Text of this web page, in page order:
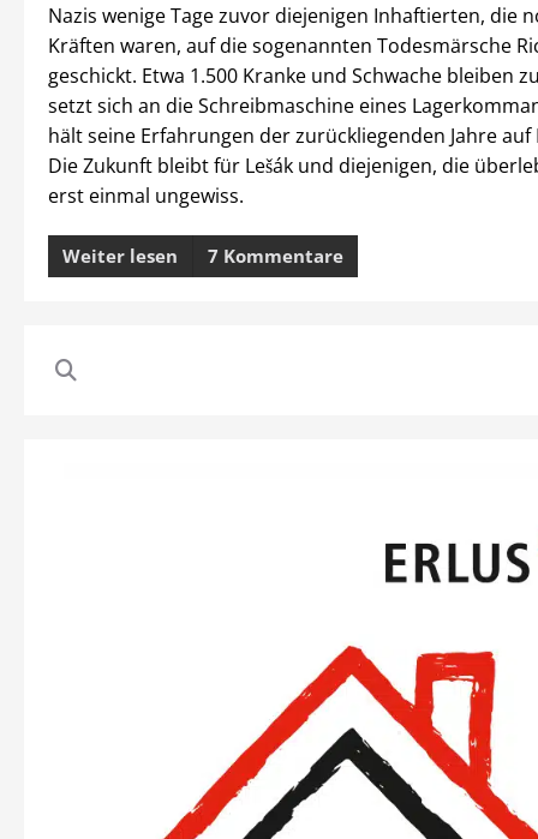
Nazis wenige Tage zuvor diejenigen Inhaftierten, die
Kräften waren, auf die sogenannten Todesmärsche
geschickt. Etwa 1.500 Kranke und Schwache bleiben
setzt sich an die Schreibmaschine eines
hält seine Erfahrungen der zurückliegenden Jahre auf
Die Zukunft bleibt für Lešák und diejenigen, die
erst einmal ungewiss.
Weiter lesen 7 Kommentare